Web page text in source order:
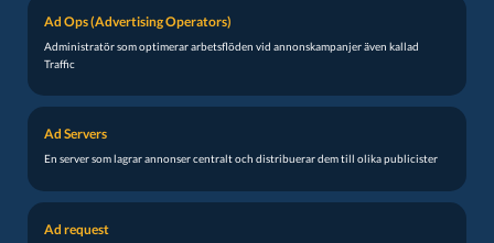
Ad Ops (Advertising Operators)
Administratör som optimerar arbetsflöden vid annonskampanjer även kallad
Traffic
Ad Servers
En server som lagrar annonser centralt och distribuerar dem till olika publicister
Ad request